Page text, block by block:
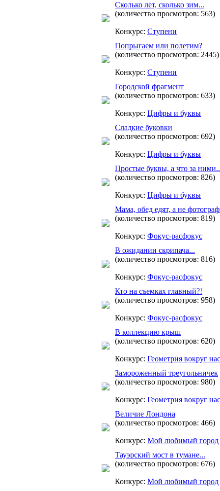
Сколько лет, сколько зим...
(количество просмотров: 563)
Конкурс: Ступени
Попрыгаем или полетим?
(количество просмотров: 2445)
Конкурс: Ступени
Городской фрагмент
(количество просмотров: 633)
Конкурс: Цифры и буквы
Сладкие буковки
(количество просмотров: 692)
Конкурс: Цифры и буквы
Простые буквы, а что за
(количество просмотров: 826)
Конкурс: Цифры и буквы
Мама, обед едят, а не
(количество просмотров: 819)
Конкурс: Фокус-расфокус
В ожидании скрипача...
(количество просмотров: 816)
Конкурс: Фокус-расфокус
Кто на съемках главный?!
(количество просмотров: 958)
Конкурс: Фокус-расфокус
В коллекцию крыш
(количество просмотров: 620)
Конкурс: Геометрия вокруг нас
Замороженный треугольничек
(количество просмотров: 980)
Конкурс: Геометрия вокруг нас
Величие Лондона
(количество просмотров: 466)
Конкурс: Мой любимый город
Тауэрский мост в тумане...
(количество просмотров: 676)
Конкурс: Мой любимый город